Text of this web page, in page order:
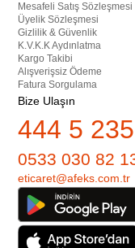
Mesafeli Satış Sözleşmesi
Üyelik Sözleşmesi
Gizlilik & Güvenlik
K.V.K.K Aydınlatma
Kargo Takibi
Alışverişsiz Ödeme
Fatura Sorgulama
Bize Ulaşın
444 5 235
0533 030 82
eticaret@afeks.com.tr